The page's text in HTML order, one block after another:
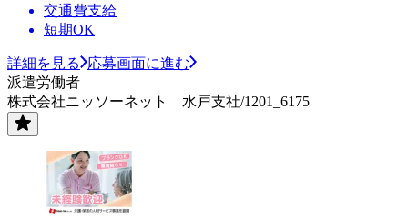
交通費支給
短期OK
詳細を見る
応募画面に進む
派遣労働者
株式会社ニッソーネット 水戸支社/1201_6175